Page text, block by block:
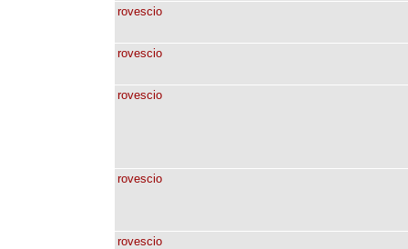
rovescio
rovescio
rovescio
rovescio
rovescio